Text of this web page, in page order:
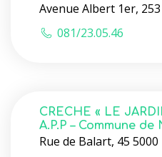
Avenue Albert 1er,
081/23.05.46
CRECHE « LE
A.P.P – Commune de
Rue de Balart, 45